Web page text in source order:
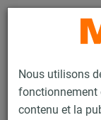
Nous utilisons
fonctionnement
contenu et la